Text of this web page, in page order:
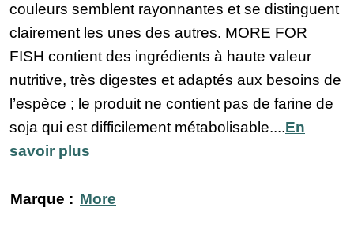
couleurs semblent rayonnantes et se distinguent
clairement les unes des autres. MORE FOR
FISH contient des ingrédients à haute valeur
nutritive, très digestes et adaptés aux besoins de
l’espèce ; le produit ne contient pas de farine de
soja qui est difficilement métabolisable....En
savoir plus
Marque : More